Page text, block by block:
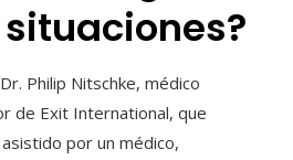
Philip Nitschke, médico
de Exit International, que
por un médico,